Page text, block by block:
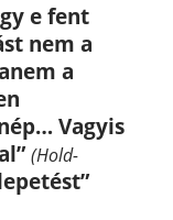
e fent
nem a
a
Vagyis
(Hold-